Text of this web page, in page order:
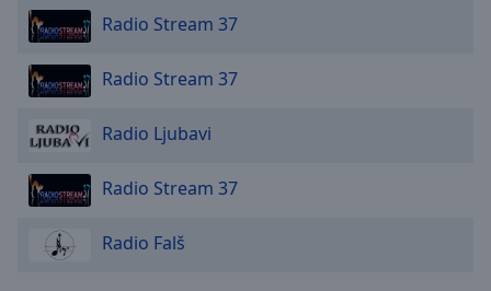
Done
Close
Dialog
End
dialog
window.
Radio Stream 37
Radio Stream 37
Radio Ljubavi
Radio Stream 37
Radio Falš